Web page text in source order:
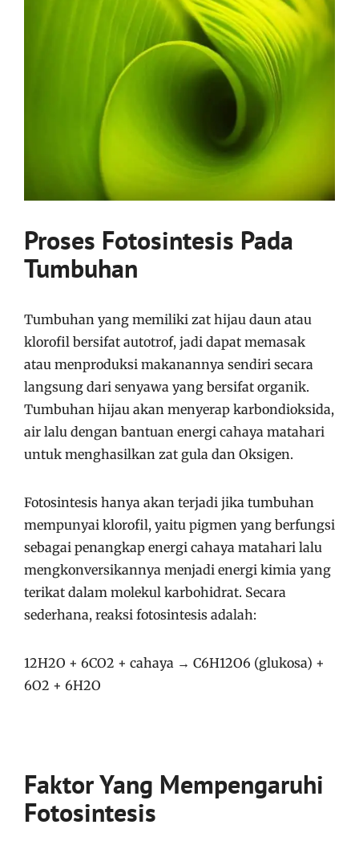
Proses Fotosintesis Pada
Tumbuhan
Tumbuhan yang memiliki zat hijau daun atau
klorofil bersifat autotrof, jadi dapat memasak
atau menproduksi makanannya sendiri secara
langsung dari senyawa yang bersifat organik.
Tumbuhan hijau akan menyerap karbondioksida,
air lalu dengan bantuan energi cahaya matahari
untuk menghasilkan zat gula dan Oksigen.
Fotosintesis hanya akan terjadi jika tumbuhan
mempunyai klorofil, yaitu pigmen yang berfungsi
sebagai penangkap energi cahaya matahari lalu
mengkonversikannya menjadi energi kimia yang
terikat dalam molekul karbohidrat. Secara
sederhana, reaksi fotosintesis adalah:
12H2O + 6CO2 + cahaya → C6H12O6 (glukosa) +
6O2 + 6H2O
Faktor Yang Mempengaruhi
Fotosintesis